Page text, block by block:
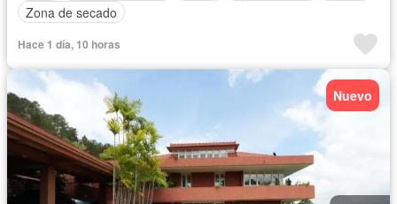
Zona de secado
Hace 1 día, 10 horas
Nuevo